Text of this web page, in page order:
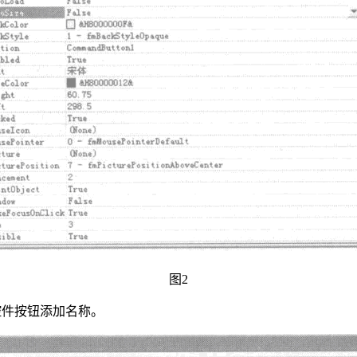
图2
按钮添加名称。